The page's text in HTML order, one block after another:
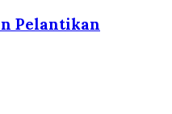
Pelantikan